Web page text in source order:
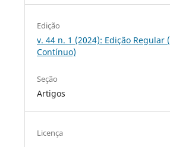
Edição
v. 44 n. 1 (2024): Edição Regular
Contínuo)
Seção
Artigos
Licença